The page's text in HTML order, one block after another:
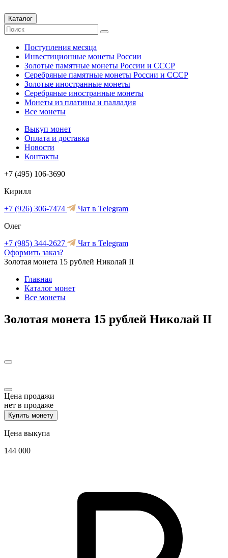
Каталог
Поступления месяца
Инвестиционные монеты России
Золотые памятные монеты России и СССР
Серебряные памятные монеты России и СССР
Золотые иностранные монеты
Серебряные иностранные монеты
Монеты из платины и палладия
Все монеты
Выкуп монет
Оплата и доставка
Новости
Контакты
+7 (495) 106-3690
Кирилл
+7 (926) 306-7474
Чат в Telegram
Олег
+7 (985) 344-2627
Чат в Telegram
Оформить заказ?
Золотая монета 15 рублей Николай II
Главная
Каталог монет
Все монеты
Золотая монета 15 рублей Николай II
Цена продажи
нет в продаже
Купить монету
Цена выкупа
144 000